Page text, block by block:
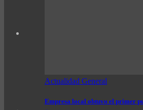
Actualidad General
Empresa local obtuvo el primer